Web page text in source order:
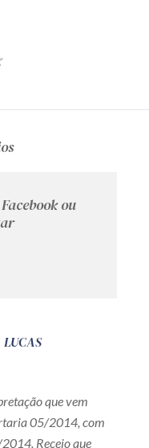
ou
que vem
05/2014, com
Receio que